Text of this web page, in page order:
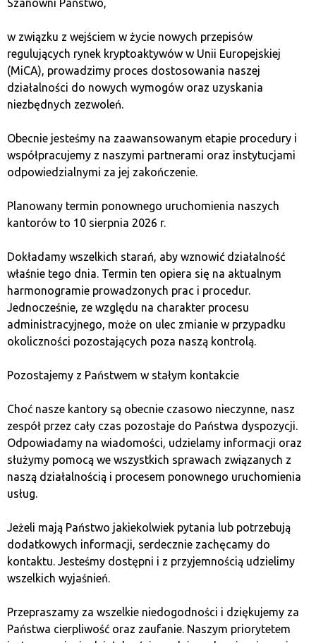
требуется
Доступные криптовалюты
Фиатные валюты: PLN, EUR
Методы оплаты: Банковский перевод
Функциональность: Онлайн-обменник
Преимущества : Отсутствие необходимости
проверки, простота использования
количество криптовалют
— это польская платформа,
отличающаяся надежной защитой и поддержкой
как для начинающих, так и для опытных
пользователей. Egera позволяет обменивать
криптовалюты как онлайн, так и в стационарных
пунктах. Это обменник, предлагающий
конкурентные курсы
и широкий выбор методов
оплаты, включая оплату кредитной картой.
Комиссия
Анонимность
: Нет, требуется проверка
Доступные криптовалюты
: BTC, ETH, LTC,
XRP
Фиатные валюты
: PLN, EUR
Методы оплаты
: Банковский перевод,
кредитная карта, BLIK
стационарные пункты
Преимущества: Конкурентные курсы, широкий
выбор криптовалют
Недостатки
: Требуется проверка аккаунта
На что обратить
Szanowni Państwo,
w związku z wejściem w życie nowych przepisów
regulujących rynek kryptoaktywów w Unii Europejskiej
(MiCA), prowadzimy proces dostosowania naszej
działalności do nowych wymogów oraz uzyskania
niezbędnych zezwoleń.
Obecnie jesteśmy na zaawansowanym etapie procedury i
współpracujemy z naszymi partnerami oraz instytucjami
odpowiedzialnymi za jej zakończenie.
Planowany termin ponownego uruchomienia naszych
kantorów to 10 sierpnia 2026 r.
Dokładamy wszelkich starań, aby wznowić działalność
właśnie tego dnia. Termin ten opiera się na aktualnym
harmonogramie prowadzonych prac i procedur.
Jednocześnie, ze względu na charakter procesu
administracyjnego, może on ulec zmianie w przypadku
okoliczności pozostających poza naszą kontrolą.
Pozostajemy z Państwem w stałym kontakcie
Choć nasze kantory są obecnie czasowo nieczynne, nasz
zespół przez cały czas pozostaje do Państwa dyspozycji.
Odpowiadamy na wiadomości, udzielamy informacji oraz
służymy pomocą we wszystkich sprawach związanych z
naszą działalnością i procesem ponownego uruchomienia
usług.
Jeżeli mają Państwo jakiekolwiek pytania lub potrzebują
dodatkowych informacji, serdecznie zachęcamy do
kontaktu. Jesteśmy dostępni i z przyjemnością udzielimy
wszelkich wyjaśnień.
Przepraszamy za wszelkie niedogodności i dziękujemy za
Państwa cierpliwość oraz zaufanie. Naszym priorytetem